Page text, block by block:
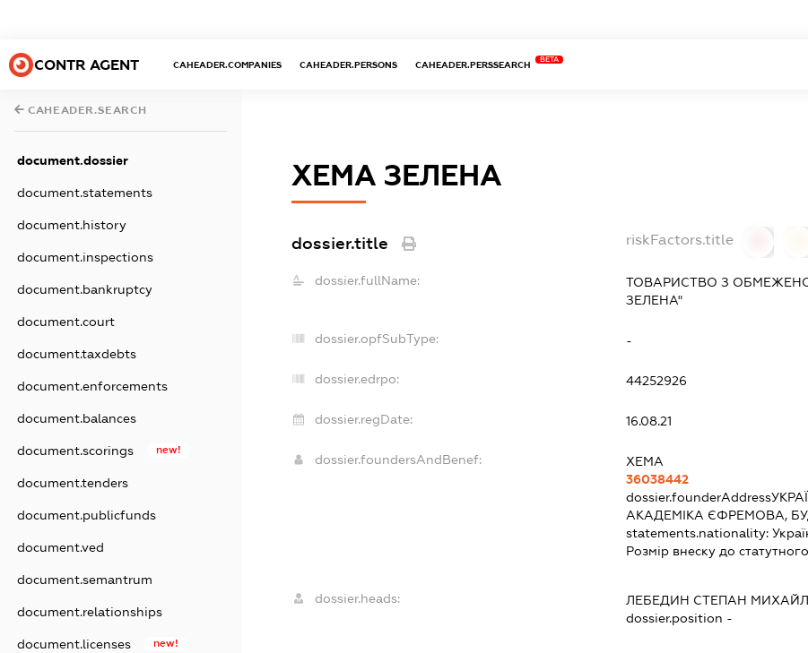
CONTR AGENT CAHEADER.COMPANIES CAHEADER.PERSONS CAHEADER.PERSSEARCH
BETA
CAHEADER.SEARCH
document.dossier
document.statements
document.history
document.inspections
document.bankruptcy
document.court
document.taxdebts
document.enforcements
document.balances
document.scorings new!
document.tenders
document.publicfunds
document.ved
document.semantrum
document.relationships
document.licenses new!
ХЕМА ЗЕЛЕНА
dossier.title riskFactors.title
dossier.fullName:
ТОВАРИСТВО З
ЗЕЛЕНА"
dossier.opfSubType: -
dossier.edrpo: 44252926
dossier.regDate: 16.08.21
dossier.foundersAndBenef:
ХЕМА
36038442
dossier.founderAddress
АКАДЕМІКА ЄФРЕМОВА,
statements.nationality:
Розмір внеску до
dossier.heads: ЛЕБЕДИН СТЕПАН
dossier.position -